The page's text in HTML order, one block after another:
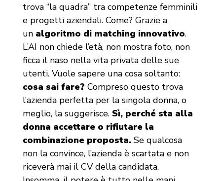
trova “la quadra” tra competenze femminili
e progetti aziendali. Come? Grazie a
un algoritmo di matching innovativo.
L’AI non chiede l’età, non mostra foto, non
ficca il naso nella vita privata delle sue
utenti. Vuole sapere una cosa soltanto:
cosa sai fare? Compreso questo trova
l’azienda perfetta per la singola donna, o
meglio, la suggerisce. Sì, perché sta alla
donna accettare o rifiutare la
combinazione proposta.Se qualcosa
non la convince, l’azienda è scartata e non
riceverà mai il CV della candidata.